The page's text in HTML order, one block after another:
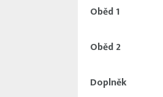
Oběd 1
Oběd 2
Doplněk